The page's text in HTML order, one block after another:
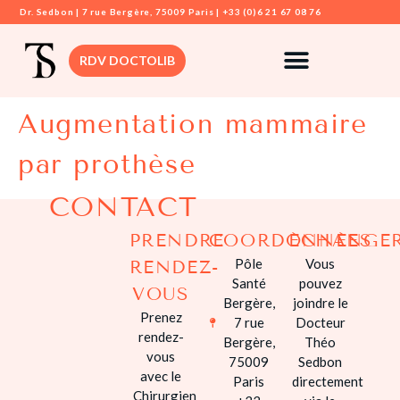
Dr. Sedbon | 7 rue Bergère, 75009 Paris | +33 (0)6 21 67 08 76
RDV DOCTOLIB
DR. SEDBON
CHIRURGIE
CHIRURGIE
SILHOUETTE
CHIRURGIE
INTIME
Augmentation mammaire
par prothèse
CONTACT
PRENDRE
RENDEZ-
VOUS
Prenez
rendez-
vous
avec le
Chirurgien
COORDONNÉES
Pôle
Santé
Bergère,
7 rue
Bergère,
75009
Paris
Vous
pouvez
joindre le
Docteur
Théo
Sedbon
directement